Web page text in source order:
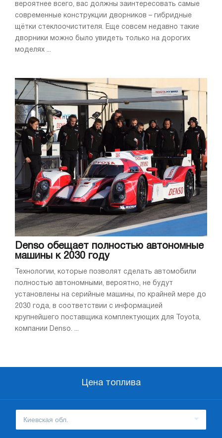
вероятнее всего, вас должны заинтересовать самые
современные конструкции дворников – гибридные
щётки стеклоочистителя. Еще совсем недавно такие
дворники можно было увидеть только на дорогих
моделях ...
Denso обещает полностью автономные
машины к 2030 году
Технологии, которые позволят сделать автомобили
полностью автономными, вероятно, не будут
установлены на серийные машины, по крайней мере до
2030 года, в соответствии с информацией
крупнейшего поставщика комплектующих для Toyota,
компании Denso. ...
Цена топлива